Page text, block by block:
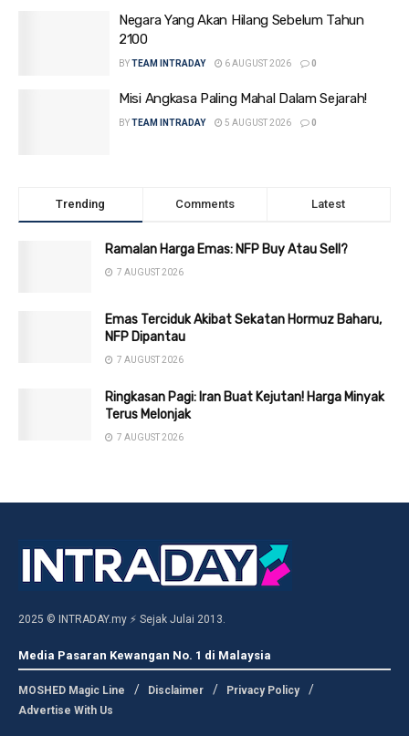
Negara Yang Akan Hilang Sebelum Tahun
2100
BYTEAM INTRADAY 6 AUGUST 2026 0
Misi Angkasa Paling Mahal Dalam Sejarah!
BY TEAM INTRADAY 5 AUGUST 2026 0
Trending Comments Latest
Ramalan Harga Emas: NFP Buy Atau Sell?
7 AUGUST 2026
Emas Terciduk Akibat Sekatan Hormuz Baharu,
NFP Dipantau
7 AUGUST 2026
Ringkasan Pagi: Iran Buat Kejutan! Harga Minyak
Terus Melonjak
7 AUGUST 2026
2025 © INTRADAY.my ⚡ Sejak Julai 2013.
Media Pasaran Kewangan No. 1 di Malaysia
MOSHED Magic Line Disclaimer
Privacy Policy
Advertise With Us